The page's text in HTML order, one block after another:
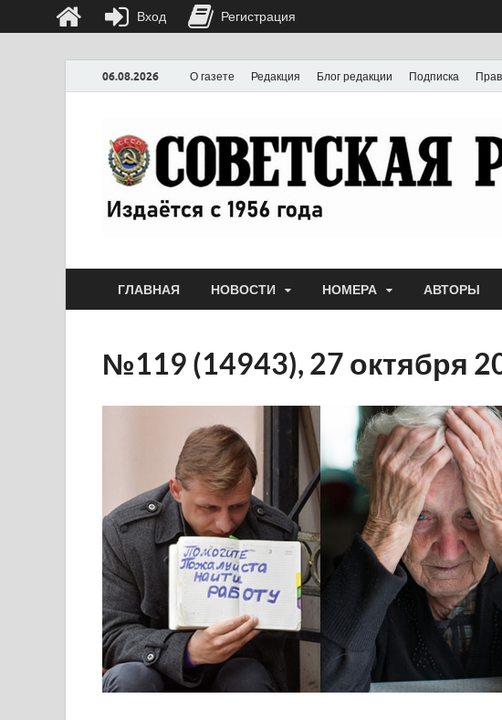
06.08.2026 О газете Редакция Блог редакции Подписка
ГЛАВНАЯ НОВОСТИ НОМЕРА АВТОРЫ
№119 (14943), 27 октября
Вход Регистрация